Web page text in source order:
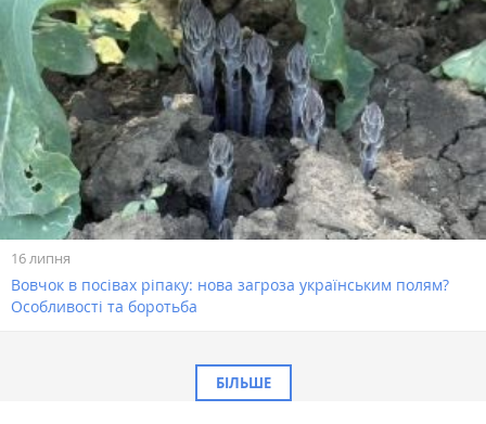
16 липня
Вовчок в посівах ріпаку: нова загроза українським полям?
Особливості та боротьба
БІЛЬШЕ